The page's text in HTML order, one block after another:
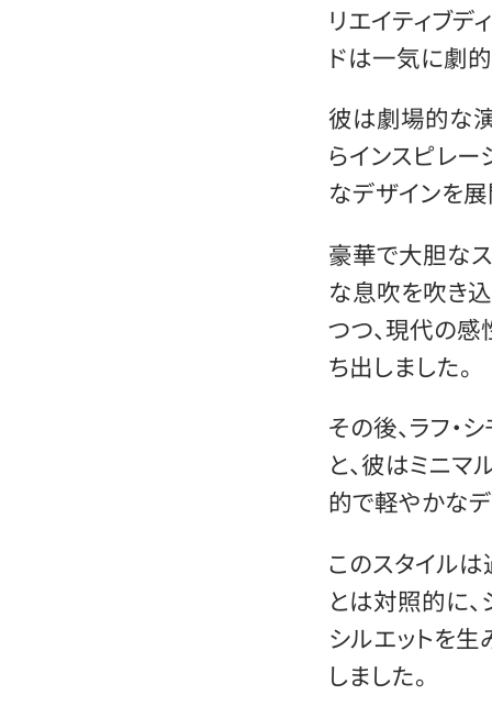
リエイティブデ
ドは一気に劇
彼は劇場的な
らインスピレ
なデザインを展
豪華で大胆な
な息吹を吹き
つつ、現代の
ち出しました。
その後、ラフ・
と、彼はミニマ
的で軽やかなデ
このスタイル
とは対照的に
シルエットを
しました。